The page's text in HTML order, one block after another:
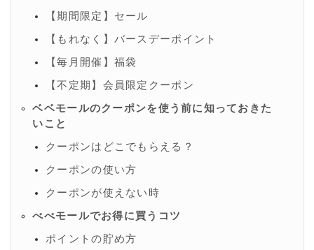
【期間限定】セール
【もれなく】バースデーポイント
【毎月開催】福袋
【不定期】会員限定クーポン
ベベモールのクーポンを使う前に知っておきた
いこと
クーポンはどこでもらえる？
クーポンの使い方
クーポンが使えない時
べべモールでお得に買うコツ
ポイントの貯め方